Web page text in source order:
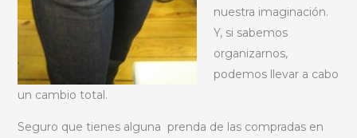
nuestra imaginación.
Y, si sabemos
organizarnos,
podemos llevar a cabo
un cambio total.
Seguro que tienes alguna prenda de las compradas en